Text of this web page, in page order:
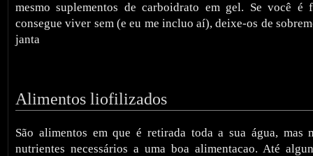
mesmo suplementos de carboidrato em gel. Se você é
consegue viver sem (e eu me incluo aí), deixe-os de
janta
Alimentos liofilizados
São alimentos em que é retirada toda a sua água, mas
nutrientes necessários a uma boa alimentacao. Até